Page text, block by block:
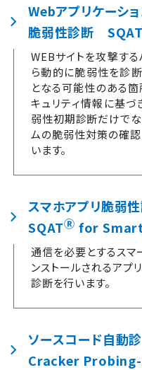
Webアプリケーショ
脆弱性診断 SQAT
WEBサイトを攻撃す
ら動的に脆弱性を診
となる可能性のある
キュリティ情報に基
弱性初期診断だけで
ムの脆弱性対策の確認
います。
スマホアプリ脆弱
SQATⓇ for
通信を必要とするスマ
ンストールされるアプ
診断を行います。
ソースコード自動
Cracker